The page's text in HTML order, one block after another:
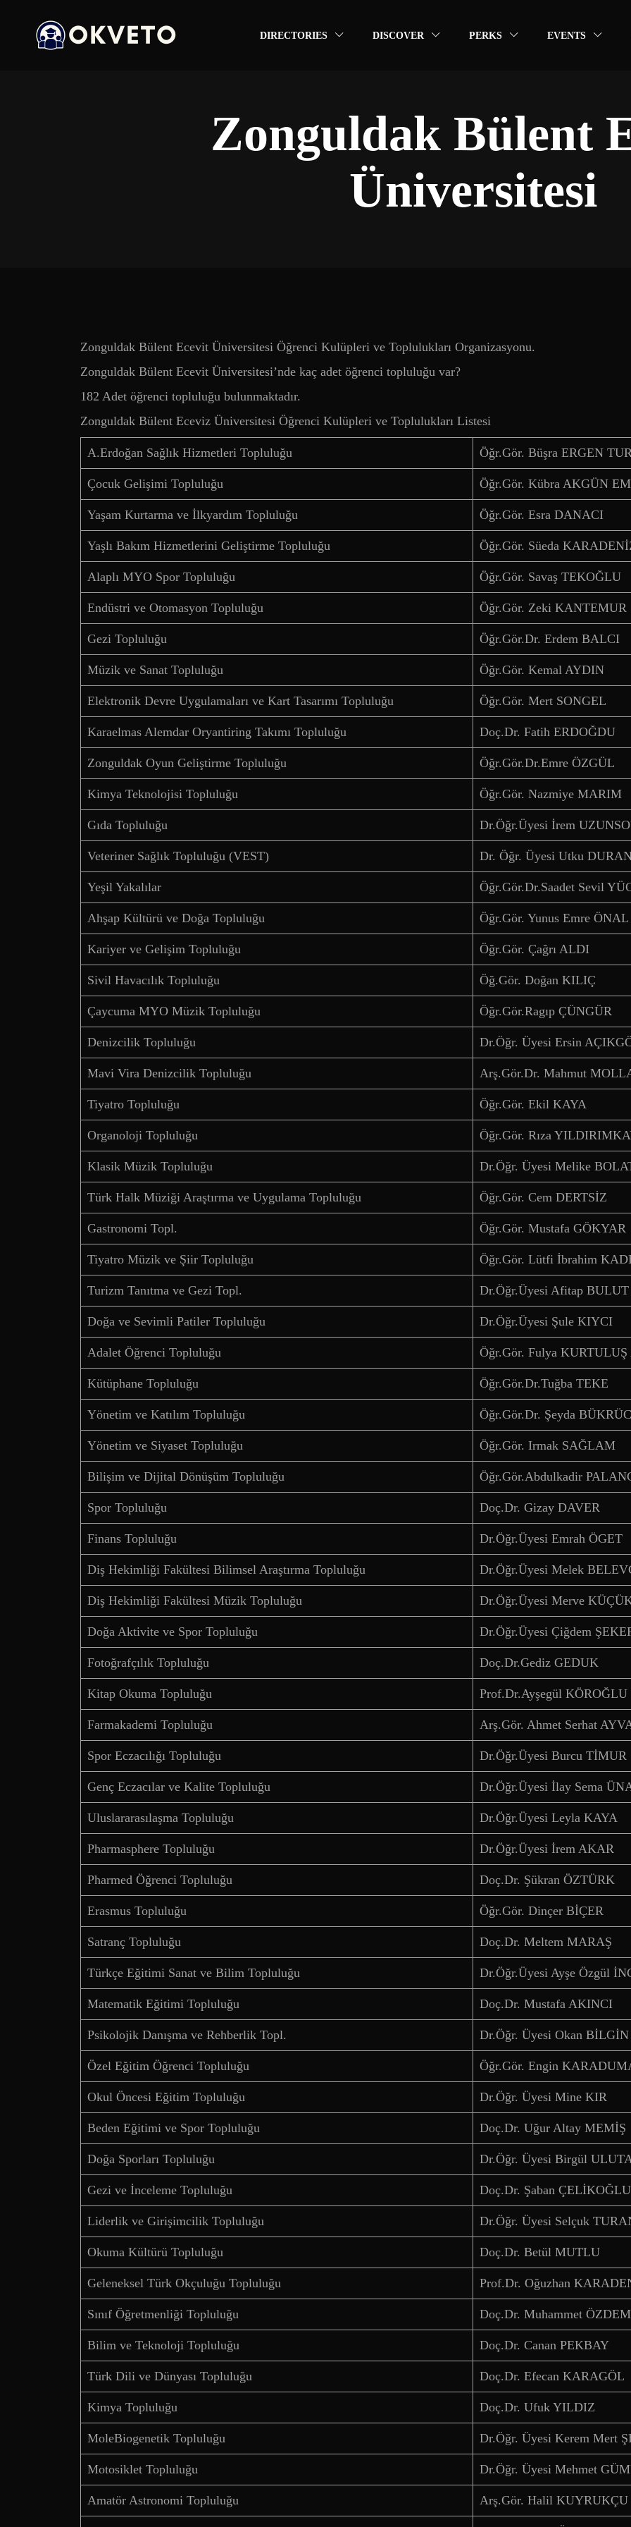
DIRECTORIES DISCOVER PERKS EVENTS
Zonguldak Bülent
Üniversitesi
Zonguldak Bülent Ecevit Üniversitesi Öğrenci Kulüpleri ve Toplulukları Organizasyonu.
Zonguldak Bülent Ecevit Üniversitesi’nde kaç adet öğrenci topluluğu var?
182 Adet öğrenci topluluğu bulunmaktadır.
Zonguldak Bülent Eceviz Üniversitesi Öğrenci Kulüpleri ve Toplulukları Listesi
A.Erdoğan Sağlık Hizmetleri Topluluğu Öğr.Gör. Büşra ERGEN
Çocuk Gelişimi Topluluğu Öğr.Gör. Kübra AKGÜN
Yaşam Kurtarma ve İlkyardım Topluluğu Öğr.Gör. Esra DANACI
Yaşlı Bakım Hizmetlerini Geliştirme Topluluğu Öğr.Gör. Süeda
Alaplı MYO Spor Topluluğu Öğr.Gör. Savaş TEKOĞLU
Endüstri ve Otomasyon Topluluğu Öğr.Gör. Zeki KANTEMUR
Gezi Topluluğu Öğr.Gör.Dr. Erdem BALCI
Müzik ve Sanat Topluluğu Öğr.Gör. Kemal AYDIN
Elektronik Devre Uygulamaları ve Kart Tasarımı Topluluğu Öğr.Gör. Mert SONGEL
Karaelmas Alemdar Oryantiring Takımı Topluluğu Doç.Dr. Fatih ERDOĞDU
Zonguldak Oyun Geliştirme Topluluğu Öğr.Gör.Dr.Emre ÖZGÜL
Kimya Teknolojisi Topluluğu Öğr.Gör. Nazmiye MARIM
Gıda Topluluğu Dr.Öğr.Üyesi İrem
Veteriner Sağlık Topluluğu (VEST) Dr. Öğr. Üyesi Utku
Yeşil Yakalılar Öğr.Gör.Dr.Saadet Sevil
Ahşap Kültürü ve Doğa Topluluğu Öğr.Gör. Yunus Emre ÖNAL
Kariyer ve Gelişim Topluluğu Öğr.Gör. Çağrı ALDI
Sivil Havacılık Topluluğu Öğ.Gör. Doğan KILIÇ
Çaycuma MYO Müzik Topluluğu Öğr.Gör.Ragıp ÇÜNGÜR
Denizcilik Topluluğu Dr.Öğr. Üyesi Ersin
Mavi Vira Denizcilik Topluluğu Arş.Gör.Dr. Mahmut
Tiyatro Topluluğu Öğr.Gör. Ekil KAYA
Organoloji Topluluğu Öğr.Gör. Rıza
Klasik Müzik Topluluğu Dr.Öğr. Üyesi Melike
Türk Halk Müziği Araştırma ve Uygulama Topluluğu Öğr.Gör. Cem DERTSİZ
Gastronomi Topl. Öğr.Gör. Mustafa GÖKYAR
Tiyatro Müzik ve Şiir Topluluğu Öğr.Gör. Lütfi İbrahim
Turizm Tanıtma ve Gezi Topl. Dr.Öğr.Üyesi Afitap BULUT
Doğa ve Sevimli Patiler Topluluğu Dr.Öğr.Üyesi Şule KIYCI
Adalet Öğrenci Topluluğu Öğr.Gör. Fulya
Kütüphane Topluluğu Öğr.Gör.Dr.Tuğba TEKE
Yönetim ve Katılım Topluluğu Öğr.Gör.Dr. Şeyda
Yönetim ve Siyaset Topluluğu Öğr.Gör. Irmak SAĞLAM
Bilişim ve Dijital Dönüşüm Topluluğu Öğr.Gör.Abdulkadir
Spor Topluluğu Doç.Dr. Gizay DAVER
Finans Topluluğu Dr.Öğr.Üyesi Emrah ÖGET
Diş Hekimliği Fakültesi Bilimsel Araştırma Topluluğu Dr.Öğr.Üyesi Melek
Diş Hekimliği Fakültesi Müzik Topluluğu Dr.Öğr.Üyesi Merve
Doğa Aktivite ve Spor Topluluğu Dr.Öğr.Üyesi Çiğdem
Fotoğrafçılık Topluluğu Doç.Dr.Gediz GEDUK
Kitap Okuma Topluluğu Prof.Dr.Ayşegül KÖROĞLU
Farmakademi Topluluğu Arş.Gör. Ahmet Serhat
Spor Eczacılığı Topluluğu Dr.Öğr.Üyesi Burcu TİMUR
Genç Eczacılar ve Kalite Topluluğu Dr.Öğr.Üyesi İlay Sema
Uluslararasılaşma Topluluğu Dr.Öğr.Üyesi Leyla KAYA
Pharmasphere Topluluğu Dr.Öğr.Üyesi İrem AKAR
Pharmed Öğrenci Topluluğu Doç.Dr. Şükran ÖZTÜRK
Erasmus Topluluğu Öğr.Gör. Dinçer BİÇER
Satranç Topluluğu Doç.Dr. Meltem MARAŞ
Türkçe Eğitimi Sanat ve Bilim Topluluğu Dr.Öğr.Üyesi Ayşe Özgül
Matematik Eğitimi Topluluğu Doç.Dr. Mustafa AKINCI
Psikolojik Danışma ve Rehberlik Topl. Dr.Öğr. Üyesi Okan BİLGİN
Özel Eğitim Öğrenci Topluluğu Öğr.Gör. Engin
Okul Öncesi Eğitim Topluluğu Dr.Öğr. Üyesi Mine KIR
Beden Eğitimi ve Spor Topluluğu Doç.Dr. Uğur Altay MEMİŞ
Doğa Sporları Topluluğu Dr.Öğr. Üyesi Birgül
Gezi ve İnceleme Topluluğu Doç.Dr. Şaban ÇELİKOĞLU
Liderlik ve Girişimcilik Topluluğu Dr.Öğr. Üyesi Selçuk
Okuma Kültürü Topluluğu Doç.Dr. Betül MUTLU
Geleneksel Türk Okçuluğu Topluluğu Prof.Dr. Oğuzhan
Sınıf Öğretmenliği Topluluğu Doç.Dr. Muhammet
Bilim ve Teknoloji Topluluğu Doç.Dr. Canan PEKBAY
Türk Dili ve Dünyası Topluluğu Doç.Dr. Efecan KARAGÖL
Kimya Topluluğu Doç.Dr. Ufuk YILDIZ
MoleBiogenetik Topluluğu Dr.Öğr. Üyesi Kerem Mert
Motosiklet Topluluğu Dr.Öğr. Üyesi Mehmet
Amatör Astronomi Topluluğu Arş.Gör. Halil KUYRUKÇU